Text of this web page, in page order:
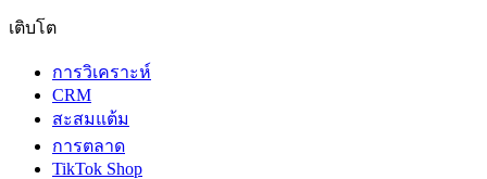
เติบโต
การวิเคราะห์
CRM
สะสมแต้ม
การตลาด
TikTok Shop